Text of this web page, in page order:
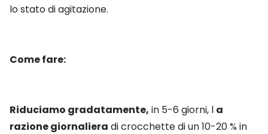
lo stato di agitazione.
Come fare:
Riduciamo gradatamente, in 5-6 giorni, l a
razione giornaliera di crocchette di un 10-20 % in